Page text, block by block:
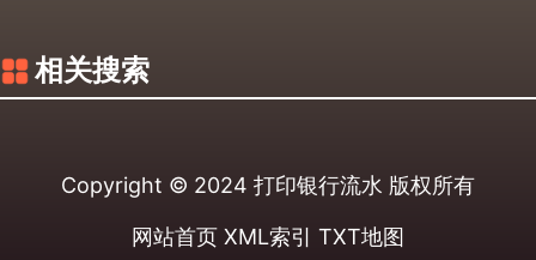
相关搜索
Copyright © 2024 打印银行流水 版权所有
网站首页 XML索引 TXT地图